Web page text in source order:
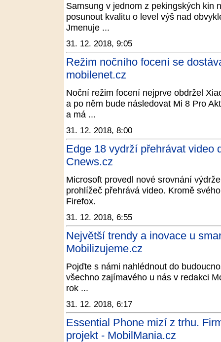
Samsung v jednom z pekingských kin
posunout kvalitu o level výš nad
Jmenuje ...
31. 12. 2018, 9:05
Režim nočního focení se
mobilenet.cz
Noční režim focení nejprve obdržel
a po něm bude následovat Mi 8 Pro
a má ...
31. 12. 2018, 8:00
Edge 18 vydrží přehrávat video
Cnews.cz
Microsoft provedl nové srovnání
prohlížeč přehrává video. Kromě
Firefox.
31. 12. 2018, 6:55
Největší trendy a inovace u
Mobilizujeme.cz
Pojďte s námi nahlédnout do
všechno zajímavého u nás v redakci
rok ...
31. 12. 2018, 6:17
Essential Phone mizí z trhu.
projekt - MobilMania.cz